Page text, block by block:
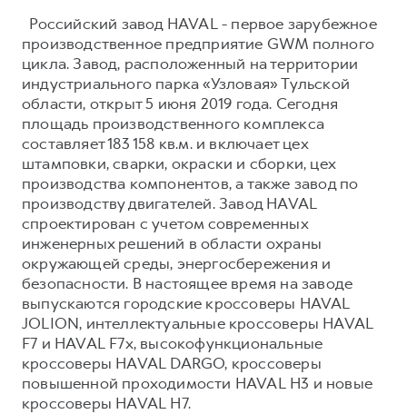
Российский завод HAVAL - первое зарубежное
производственное предприятие GWM полного
цикла. Завод, расположенный на территории
индустриального парка «Узловая» Тульской
области, открыт 5 июня 2019 года. Сегодня
площадь производственного комплекса
составляет 183 158 кв.м. и включает цех
штамповки, сварки, окраски и сборки, цех
производства компонентов, а также завод по
производству двигателей. Завод HAVAL
спроектирован с учетом современных
инженерных решений в области охраны
окружающей среды, энергосбережения и
безопасности. В настоящее время на заводе
выпускаются городские кроссоверы HAVAL
JOLION, интеллектуальные кроссоверы HAVAL
F7 и HAVAL F7x, высокофункциональные
кроссоверы HAVAL DARGO, кроссоверы
повышенной проходимости HAVAL H3 и новые
кроссоверы HAVAL H7.